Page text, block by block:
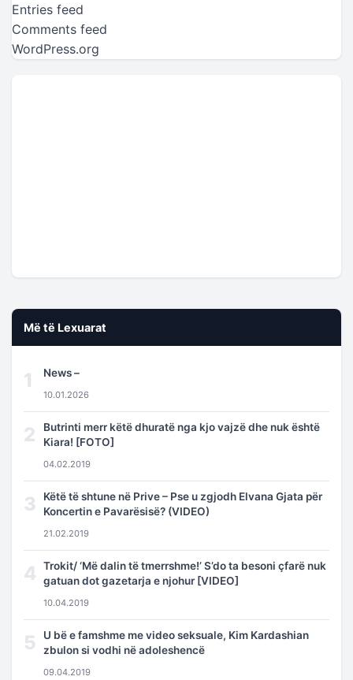
Entries feed
Comments feed
WordPress.org
Më të Lexuarat
1 News –
10.01.2026
2
Butrinti merr këtë dhuratë nga kjo vajzë dhe nuk është
Kiara! [FOTO]
04.02.2019
3
Këtë të shtune në Prive – Pse u zgjodh Elvana Gjata për
Koncertin e Pavarësisë? (VIDEO)
21.02.2019
4
Trokit/ ‘Më dalin të tmerrshme!’ S’do ta besoni çfarë nuk
gatuan dot gazetarja e njohur [VIDEO]
10.04.2019
5
U bë e famshme me video seksuale, Kim Kardashian
zbulon si vodhi në adoleshencë
09.04.2019